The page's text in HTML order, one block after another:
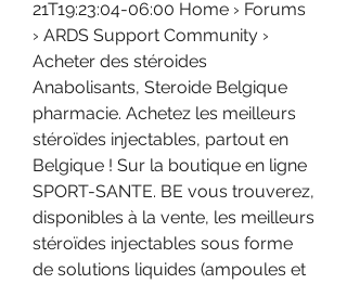
21T19:23:04-06:00 Home › Forums
› ARDS Support Community ›
Acheter des stéroides
Anabolisants, Steroide Belgique
pharmacie. Achetez les meilleurs
stéroïdes injectables, partout en
Belgique ! Sur la boutique en ligne
SPORT-SANTE. BE vous trouverez,
disponibles à la vente, les meilleurs
stéroïdes injectables sous forme
de solutions liquides (ampoules et